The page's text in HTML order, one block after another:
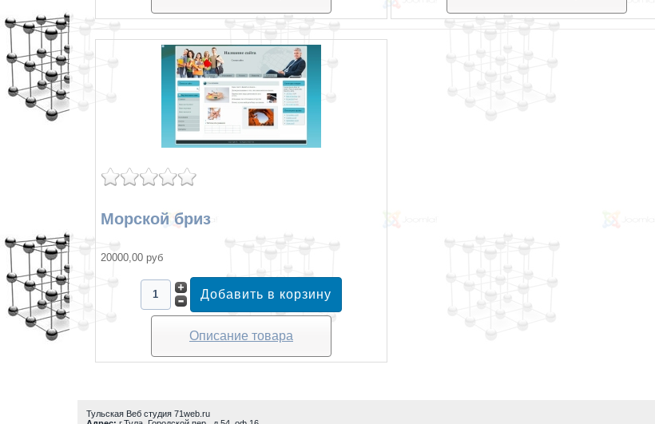
Морской бриз
20000,00 руб
Описание товара
Тульская Веб студия 71web.ru